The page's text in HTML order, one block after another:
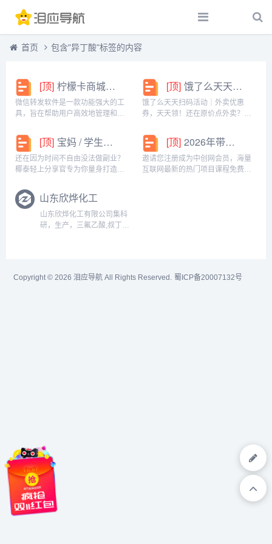
首页 包含"异丁酸"标签的内容
[顶] 柠檬卡商城24h自动发卡平台虚拟商品激活码自助购买商城
微信转发软件是一款功能强大的工
具，旨在帮助用户高效地管理和操
能，包括一键转发、朋友圈转发和
微信抢红包等。一键转发软件使得
用户可以轻松地将消息、图片或其
他内容快速转发给多个...
[顶] 饿了么天天扫码活动｜外卖优惠券，天天领！
饿了么天天扫码活动｜外卖优惠
券，天天领！还在原价点外卖？你
码活动」，用微信扫一扫，就能领
外卖专属优惠券，先领券再下单，
省钱更划算！优惠覆盖全场景早餐
汉堡、午餐快餐、晚餐炸...
[顶] 宝妈 / 学生党看过来！椰泰轻上分享官，时间自由，在家也能赚
还在因为时间不自由没法做副业？
椰泰轻上分享官专为你量身打造！
是想赚生活费的学生党，都能在这
里找到适合自己的增收方式。成为
分享官，你可以自由安排时间：带
娃间隙、下课碎片、睡...
[顶] 2026年带你闷声赚大钱，轻松月赚1000+
邀请您注册成为中创网会员，海量
互联网最新的热门项目课程免费学
山东欣烨化工
山东欣烨化工有限公司集科
研，生产，三氟乙酸,叔丁醇
氟丙酸甲酯,三氟丙酸,三氟
Copyright © 2026 泪应导航 All Rights Reserved. 蜀ICP备20007132号